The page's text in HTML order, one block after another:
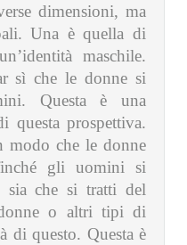
dimensioni, ma
Una è quella di
maschile.
sì che le donne si
Questa è una
questa prospettiva.
modo che le donne
gli uomini si
sia che si tratti del
o altri tipi di
di questo. Questa è